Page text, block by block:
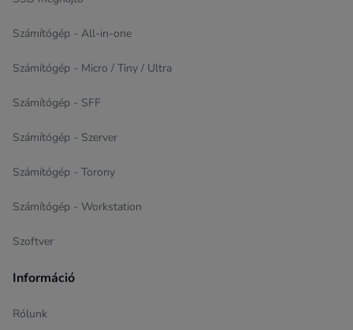
Számítógép - All-in-one
Számítógép - Micro / Tiny / Ultra
Számítógép - SFF
Számítógép - Szerver
Számítógép - Torony
Számítógép - Workstation
Szoftver
Információ
Rólunk